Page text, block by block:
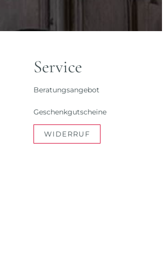
Service
Beratungsangebot
Geschenkgutscheine
WIDERRUF